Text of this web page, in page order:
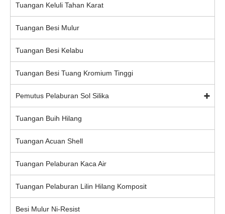
Tuangan Keluli Tahan Karat
Tuangan Besi Mulur
Tuangan Besi Kelabu
Tuangan Besi Tuang Kromium Tinggi
Pemutus Pelaburan Sol Silika
Tuangan Buih Hilang
Tuangan Acuan Shell
Tuangan Pelaburan Kaca Air
Tuangan Pelaburan Lilin Hilang Komposit
Besi Mulur Ni-Resist